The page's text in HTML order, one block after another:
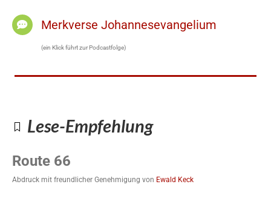
Merkverse Johannesevangelium
(ein Klick führt zur Podcastfolge)
Lese-Empfehlung
Route 66
Abdruck mit freundlicher Genehmigung von Ewald Keck